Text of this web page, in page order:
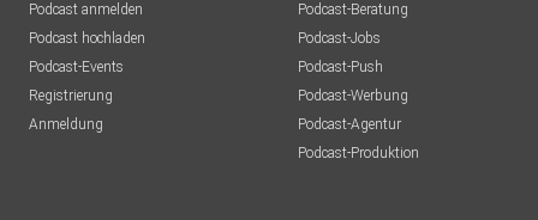
Podcast anmelden
Podcast hochladen
Podcast-Events
Registrierung
Anmeldung
Podcast-Beratung
Podcast-Jobs
Podcast-Push
Podcast-Werbung
Podcast-Agentur
Podcast-Produktion